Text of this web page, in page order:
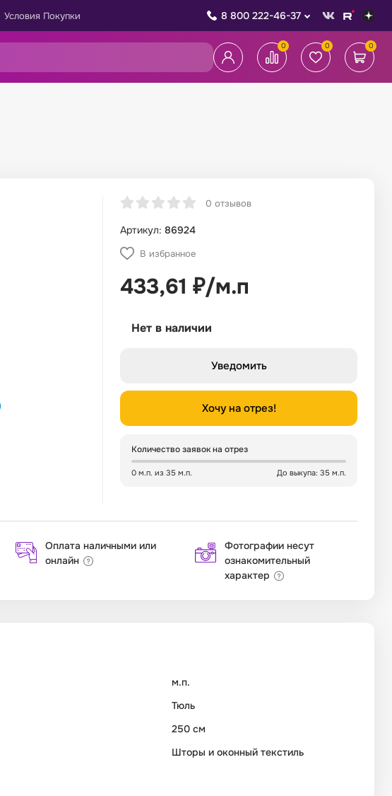
Условия Покупки 8 800 222-46-37
0 0 0
0 отзывов
Артикул: 86924
В избранное
433,61 ₽/м.п
Нет в наличии
Уведомить
Хочу на отрез!
Количество заявок на отрез
0 м.п. из 35 м.п. До выкупа: 35 м.п.
Оплата наличными или
онлайн
Фотографии несут
ознакомительный
характер
м.п.
Тюль
250 см
Шторы и оконный текстиль